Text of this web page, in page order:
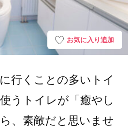
お気に入り追加
行くことの多いトイ
うトイレが「癒やし
、素敵だと思いませ